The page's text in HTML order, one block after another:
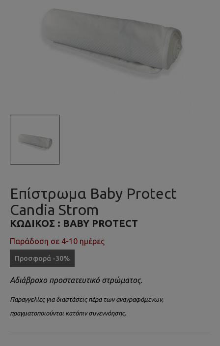
Επίστρωμα Baby Protect
Candia Strom
ΚΩΔΙΚΌΣ : BABY PROTECT
Παράδοση σε 4-10 ημέρες
Προσφορά -30%
Αδιάβροχο προστατευτικό στρώματος.
Παραγγελίες για διαστάσεις πέρα των αναγραφόμενων,
πραγματοποιούνται κατόπιν συνεννόησης.